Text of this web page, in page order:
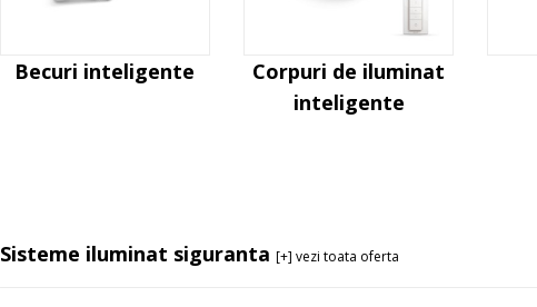
Becuri inteligente
Corpuri de iluminat
inteligente
Sisteme iluminat siguranta [+] vezi toata oferta